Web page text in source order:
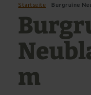
Startseite Burgruine
m